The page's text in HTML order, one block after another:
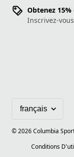
Obtenez 15%
Inscrivez-
©2026Columbia
Conditions